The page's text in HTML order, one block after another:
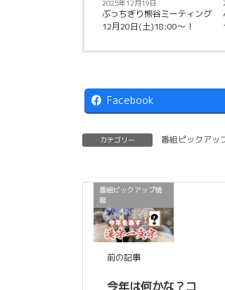
2025年12月19日
ぶっちぎり熊谷ミーティング
12月20日(土)18:00〜！
Facebook
カテゴリー 番組ピックアッ
番組ピックアップ情
報
前の記事
今年は何かな？コ